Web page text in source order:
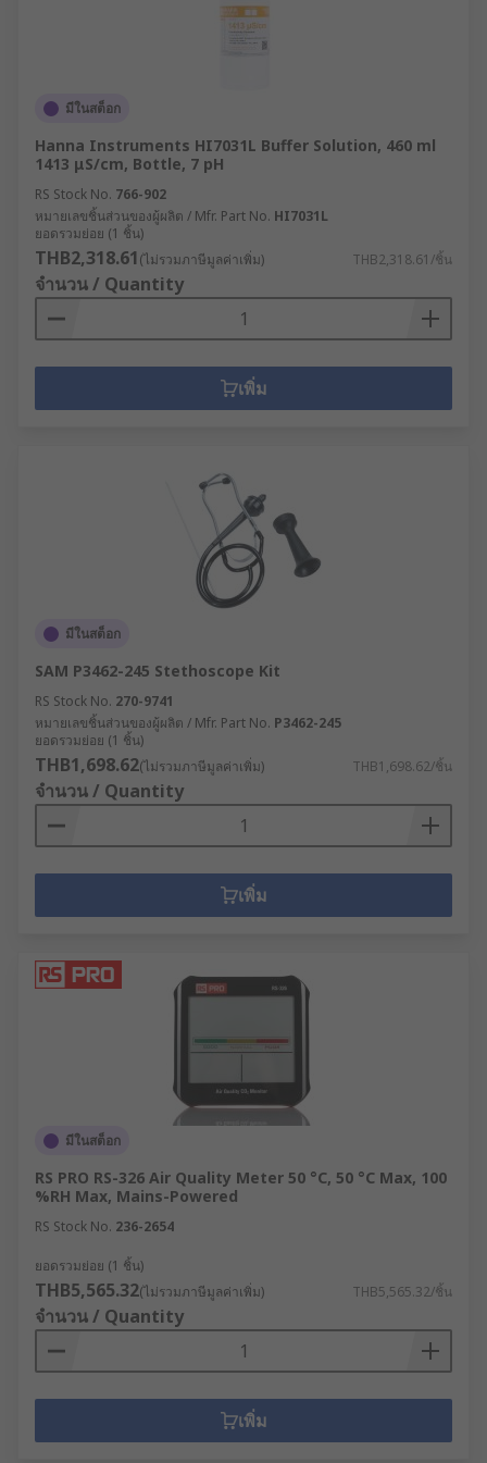
มีในสต็อก
Hanna Instruments HI7031L Buffer Solution, 460 ml
1413 μS/cm, Bottle, 7 pH
RS Stock No. 766-902
หมายเลขชิ้นส่วนของผู้ผลิต / Mfr. Part No. HI7031L
ยอดรวมย่อย (1 ชิ้น)
THB2,318.61(ไม่รวมภาษีมูลค่าเพิ่ม) THB2,318.61/ชิ้น
จำนวน / Quantity
เพิ่ม
มีในสต็อก
SAM P3462-245 Stethoscope Kit
RS Stock No. 270-9741
หมายเลขชิ้นส่วนของผู้ผลิต / Mfr. Part No. P3462-245
ยอดรวมย่อย (1 ชิ้น)
THB1,698.62(ไม่รวมภาษีมูลค่าเพิ่ม) THB1,698.62/ชิ้น
จำนวน / Quantity
เพิ่ม
มีในสต็อก
RS PRO RS-326 Air Quality Meter 50 °C, 50 °C Max, 100
%RH Max, Mains-Powered
RS Stock No. 236-2654
ยอดรวมย่อย (1 ชิ้น)
THB5,565.32(ไม่รวมภาษีมูลค่าเพิ่ม) THB5,565.32/ชิ้น
จำนวน / Quantity
เพิ่ม